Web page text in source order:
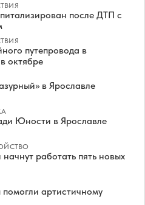
после ДТП с
путепровода в
октябре
в Ярославле
Юности в Ярославле
работать пять новых
артистичному